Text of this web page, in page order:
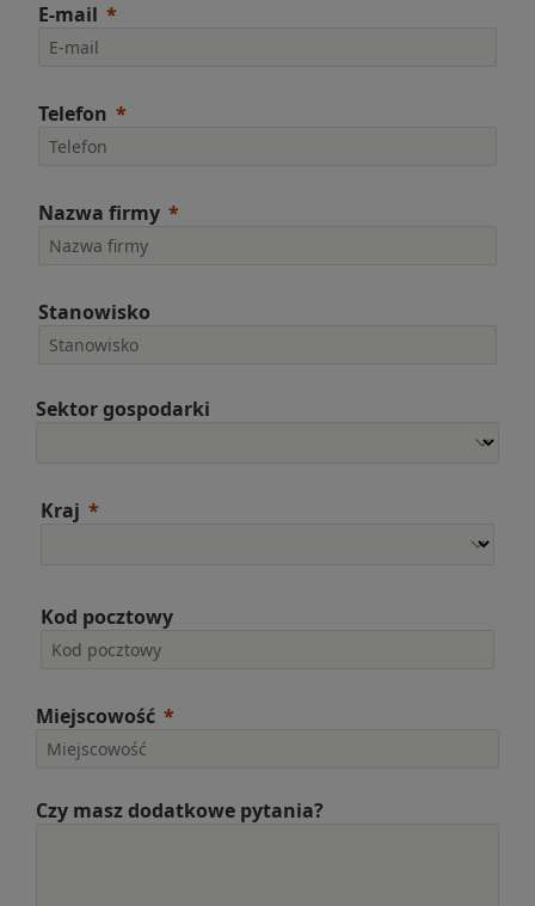
E-mail
Telefon
Nazwa firmy
Stanowisko
Sektor gospodarki
Kraj
Kod pocztowy
Miejscowość
Czy masz dodatkowe pytania?